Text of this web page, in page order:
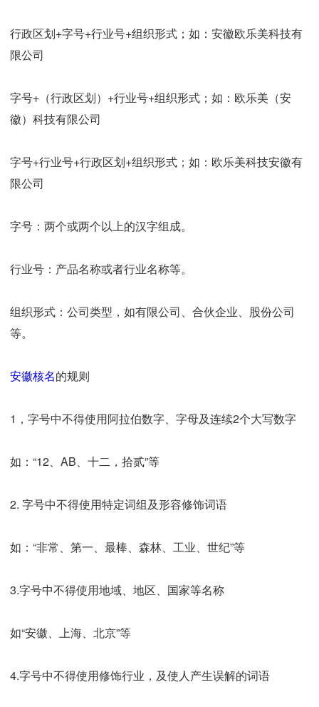
行政区划+字号+行业号+组织形式；如：安徽欧乐美科技有
限公司
字号+（行政区划）+行业号+组织形式；如：欧乐美（安
徽）科技有限公司
字号+行业号+行政区划+组织形式；如：欧乐美科技安徽有
限公司
字号：两个或两个以上的汉字组成。
行业号：产品名称或者行业名称等。
组织形式：公司类型，如有限公司、合伙企业、股份公司
等。
安徽核名的规则
1，字号中不得使用阿拉伯数字、字母及连续2个大写数字
如：“12、AB、十二，拾贰”等
2. 字号中不得使用特定词组及形容修饰词语
如：“非常、第一、最棒、森林、工业、世纪”等
3.字号中不得使用地域、地区、国家等名称
如“安徽、上海、北京”等
4.字号中不得使用修饰行业，及使人产生误解的词语